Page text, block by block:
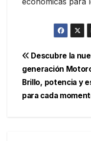
de
entradas
Descubre la
generación
Brillo, potencia y
para cada